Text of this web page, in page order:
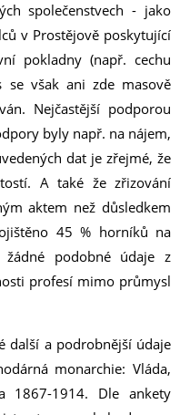
společenstvech - jako
v Prostějově poskytující
pokladny (např. cechu
se však ani zde masově
Nejčastější podporou
byly např. na nájem,
dat je zřejmé, že
A také že zřizování
aktem než důsledkem
45 % horníků na
žádné podobné údaje z
profesí mimo průmysl
další a podrobnější údaje
monarchie: Vláda,
1867-1914. Dle ankety